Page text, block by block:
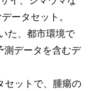
ータセット。
た、都市環境で
測データを含むデ
セットで、腫瘍の